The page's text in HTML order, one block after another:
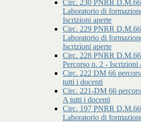
Circ. 230 PNRR
Laboratorio di
Iscrizioni aperte
Circ. 229 PNRR
Laboratorio di
Iscrizioni aperte
Circ. 228 PNRR
Percorso n. 2 - Iscrizioni
Circ. 222 DM 66
tutti i docenti
Circ. 221-DM 66
A tutti i docenti
Circ. 197 PNRR
Laboratorio di